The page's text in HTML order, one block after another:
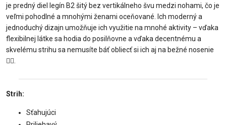
je predný diel legín B2 šitý bez vertikálneho švu medzi nohami, čo je
veľmi pohodlné a mnohými ženami oceňované. Ich moderný a
jednoduchý dizajn umožňuje ich využitie na mnohé aktivity – vďaka
flexibilnej látke sa hodia do posilňovne a vďaka decentnému a
skvelému strihu sa nemusíte báť obliecť si ich aj na bežné nosenie
🏋️‍♀️.
Strih:
Sťahujúci